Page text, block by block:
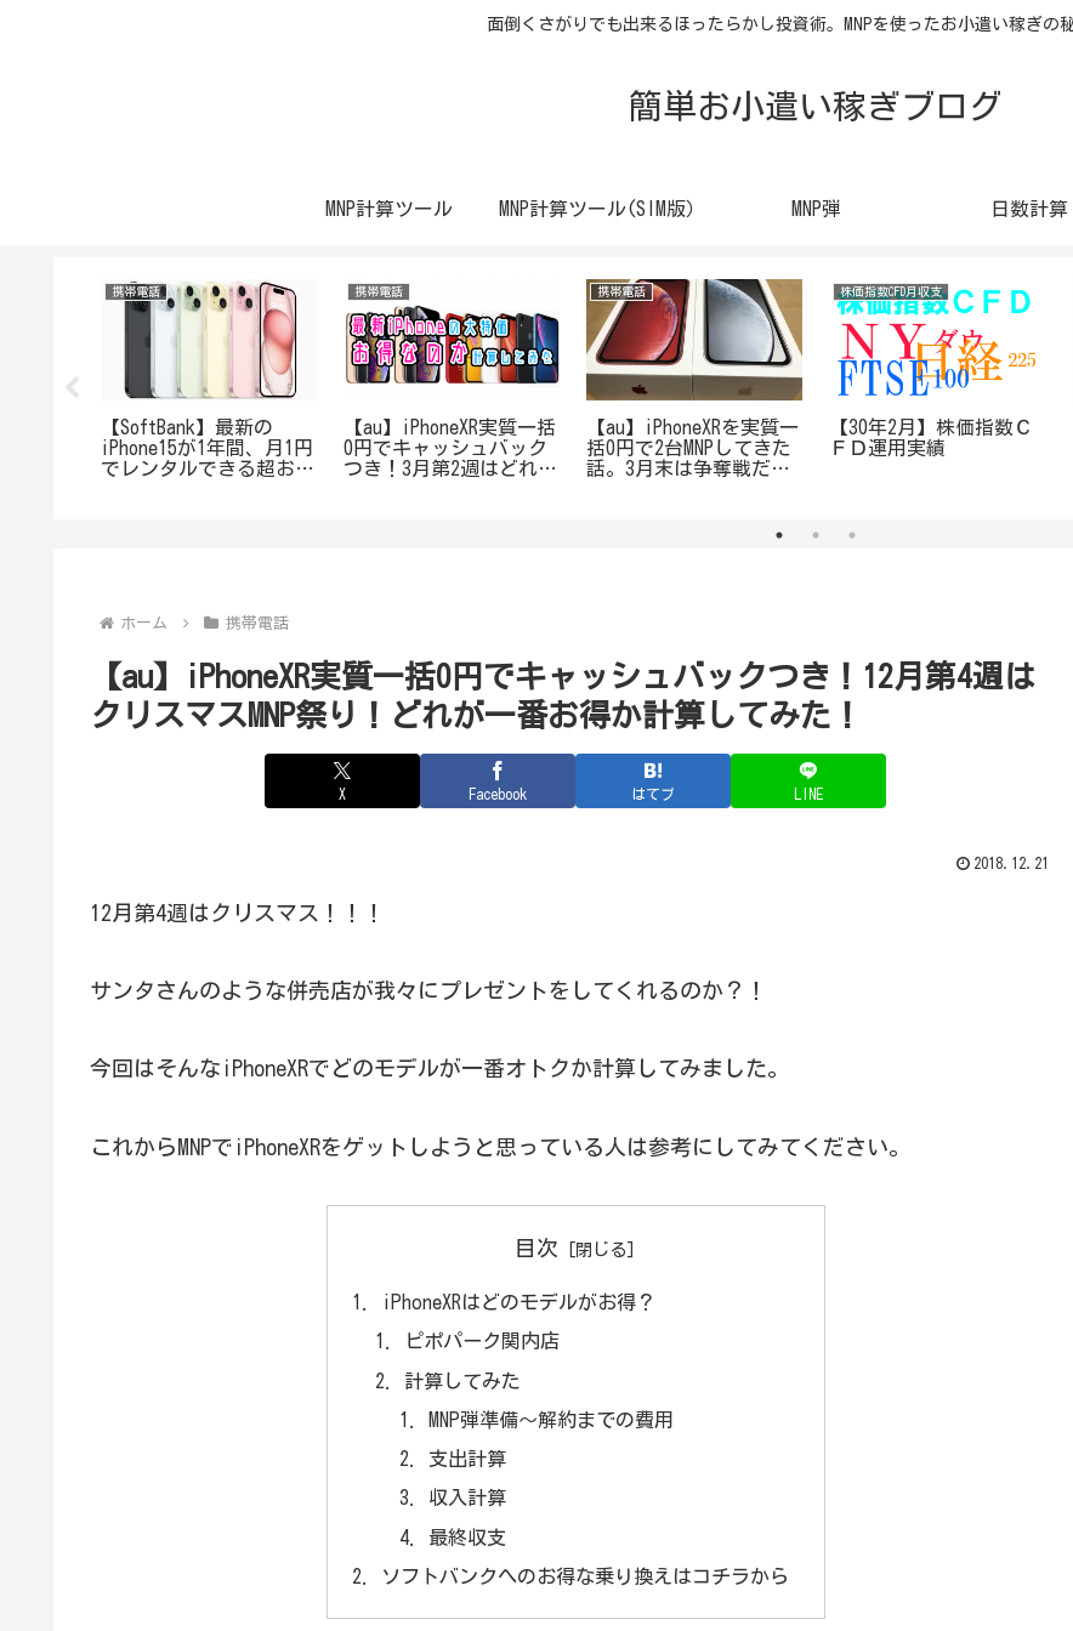
面倒くさがりでも出来るほったらかし投資術。MNPを使ったお小遣い稼ぎの
簡単お小遣い稼ぎブログ
MNP計算ツール MNP計算ツール(SIM版） MNP弾 日数計算
携帯電話
【SoftBank】最新の
iPhone15が1年間、月1円
でレンタルできる超お得
携帯電話
【au】iPhoneXR実質一括
0円でキャッシュバック
つき！3月第2週はどれが
携帯電話
【au】iPhoneXRを実質一
括0円で2台MNPしてきた
話。3月末は争奪戦だっ
株価指数CFD月収支
【30年2月】株価指数Ｃ
ＦＤ運用実績
ホーム 携帯電話
【au】iPhoneXR実質一括0円でキャッシュバックつき！12月第4週は
クリスマスMNP祭り！どれが一番お得か計算してみた！
X Facebook はてブ LINE
2018.12.21
12月第4週はクリスマス！！！
サンタさんのような併売店が我々にプレゼントをしてくれるのか？！
今回はそんなiPhoneXRでどのモデルが一番オトクか計算してみました。
これからMNPでiPhoneXRをゲットしようと思っている人は参考にしてみてください。
目次
iPhoneXRはどのモデルがお得？
ピポパーク関内店
計算してみた
MNP弾準備～解約までの費用
支出計算
収入計算
最終収支
ソフトバンクへのお得な乗り換えはコチラから